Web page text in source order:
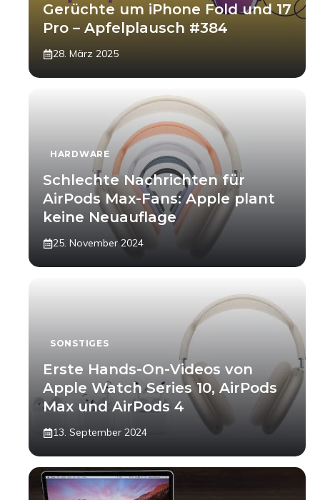
Gerüchte um iPhone Fold und 17
Pro – Apfelplausch #384
28. März 2025
HARDWARE
Schlechte Nachrichten für
AirPods Max-Fans: Apple plant
keine Neuauflage
25. November 2024
SONSTIGES
Erste Hands-On-Videos von
Apple Watch Series 10, AirPods
Max und AirPods 4
13. September 2024